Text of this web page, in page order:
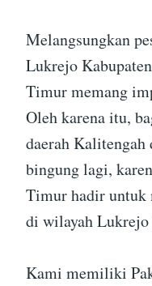
Melangsungkan
Lukrejo
Timur memang
Oleh karena itu,
daerah
bingung lagi,
Timur hadir untuk
di wilayah
Kami memiliki